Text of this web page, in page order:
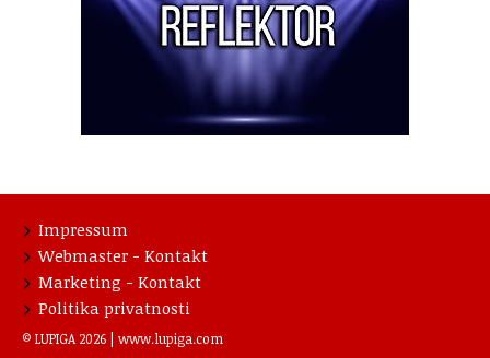
Impressum
Webmaster - Kontakt
Marketing - Kontakt
Politika privatnosti
© LUPIGA 2026 | www.lupiga.com